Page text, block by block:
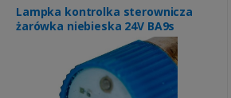
Lampka kontrolka sterownicza
żarówka niebieska 24V BA9s